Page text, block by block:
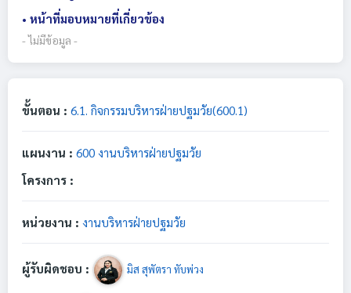
• หน้าที่มอบหมายที่เกี่ยวข้อง
- ไม่มีข้อมูล -
ขั้นตอน : 6.1. กิจกรรมบริหารฝ่ายปฐมวัย(600.1)
แผนงาน : 600 งานบริหารฝ่ายปฐมวัย
โครงการ :
หน่วยงาน : งานบริหารฝ่ายปฐมวัย
ผู้รับผิดชอบ : มิส สุพัตรา ทับพ่วง